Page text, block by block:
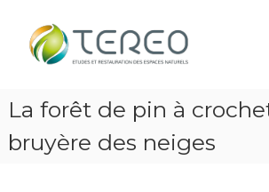
content
TEREO
étude
espaces
naturels
La forêt de pin à
bruyère des neiges